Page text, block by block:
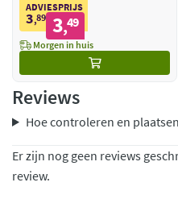
ADVIESPRIJS
3,89 3,49
Morgen in huis
Reviews
Hoe controleren en
Er zijn nog geen reviews
review.